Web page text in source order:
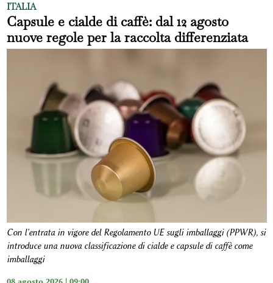
ITALIA
Capsule e cialde di caffè: dal 12 agosto
nuove regole per la raccolta differenziata
Con l'entrata in vigore del Regolamento UE sugli imballaggi (PPWR), si
introduce una nuova classificazione di cialde e capsule di caffè come
imballaggi
08 agosto 2026 | 09:00